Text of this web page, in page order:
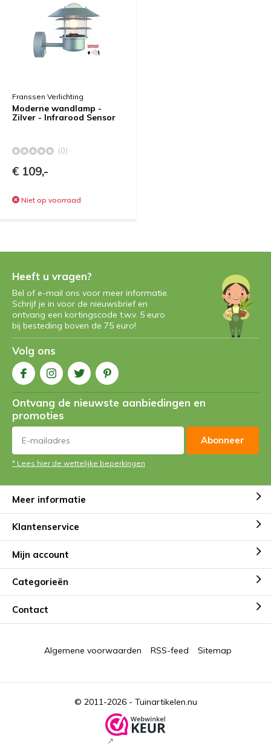
Franssen Verlichting
Moderne wandlamp -
Zilver - Infrarood Sensor
(0)
€ 109,-
Niet op voorraad
Heeft u vragen?
Bel of e-mail ons voor meer informatie.
Schrijf je in voor de nieuwsbrief en
ontvang een kortingscode t.w.v. 5 euro
bij besteding boven de 75 euro!
Volg ons
Ontvang de nieuwste aanbiedingen en
promoties
Abonneer
* Lees hier de wettelijke beperkingen
Meer informatie
Klantenservice
Mijn account
Categorieën
Contact
© 2011-2026 - Tuinartikelen.nu
Algemene voorwaarden RSS-feed Sitemap